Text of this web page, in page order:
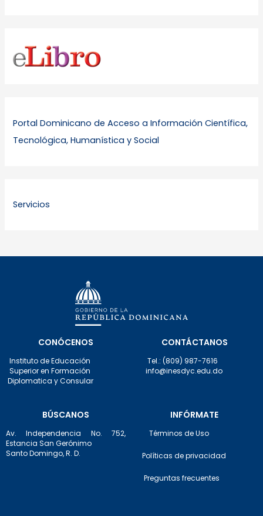
Portal Dominicano de Acceso a Información Científica,
Tecnológica, Humanística y Social
Servicios
CONÓCENOS
Instituto de Educación
Superior en Formación
Diplomatica y Consular
CONTÁCTANOS
Tel.: (809) 987-7616
info@inesdyc.edu.do
BÚSCANOS
Av. Independencia No. 752,
Estancia San Gerónimo
Santo Domingo, R. D.
INFÓRMATE
Términos de Uso
Políticas de privacidad
Preguntas frecuentes